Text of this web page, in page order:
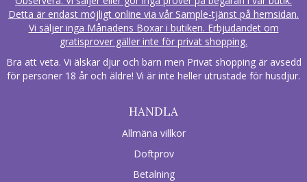
Detta är endast möjligt online via vår Sample-tjänst på hemsidan.
Vi säljer inga Månadens Boxar i butiken. Erbjudandet om
gratisprover gäller inte för privat shopping.
Bra att veta. Vi älskar djur och barn men Privat shopping är avsedd
för personer 18 år och äldre! Vi är inte heller utrustade för husdjur.
HANDLA
Allmäna villkor
Doftprov
Betalning